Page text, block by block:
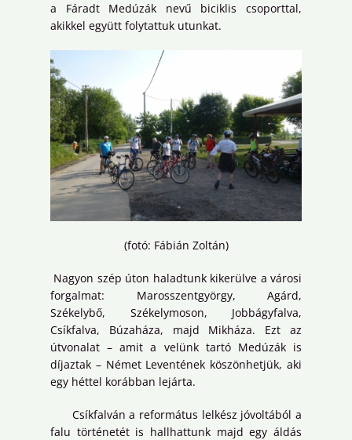
a Fáradt Medúzák nevű biciklis csoporttal,
akikkel együtt folytattuk utunkat.
(fotó: Fábián Zoltán)
Nagyon szép úton haladtunk kikerülve a városi
forgalmat: Marosszentgyörgy, Agárd,
Székelybő, Székelymoson, Jobbágyfalva,
Csíkfalva, Búzaháza, majd Mikháza. Ezt az
útvonalat – amit a velünk tartó Medúzák is
díjaztak – Német Leventének köszönhetjük, aki
egy héttel korábban lejárta.
Csíkfalván a református lelkész jóvoltából a
falu történetét is hallhattunk majd egy áldás